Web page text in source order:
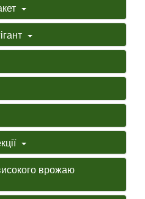
врожаю